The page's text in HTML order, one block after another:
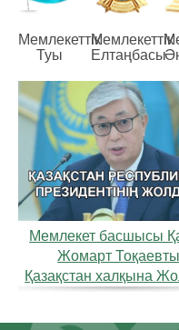
Мемлекеттiк
Туы
Мемлекеттiк
Елтаңбасы
Мемлекет басшысы
Жомарт
Қазақстан халқына